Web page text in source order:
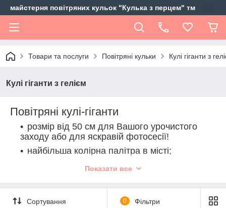
майстерня повітряних кульок "Кулька з перцем" тм
Товари та послуги Повітряні кульки Кулі гіганти з
Кулі гіганти з гелієм
Повітряні кулі-гіганти
розмір від 50 см для Вашого урочистого
заходу або для яскравій фотосесії!
найбільша колірна палітра в місті;
Показати все
Сортування 0 Фільтри